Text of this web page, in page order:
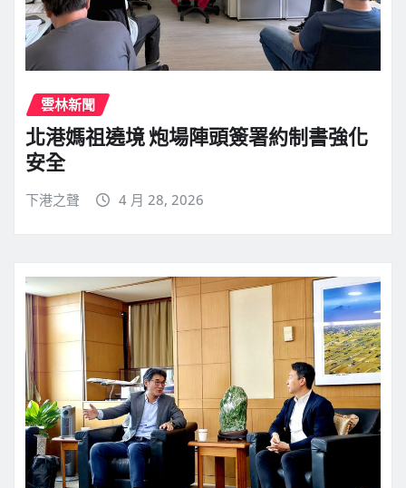
雲林新聞
北港媽祖遶境 炮場陣頭簽署約制書強化
安全
下港之聲 4 月 28, 2026